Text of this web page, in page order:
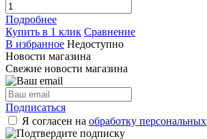
Подробнее
Купить в 1 клик Сравнение
В избранное Недоступно
Новости магазина
Свежие новости магазина
Подписаться
Я согласен на обработку